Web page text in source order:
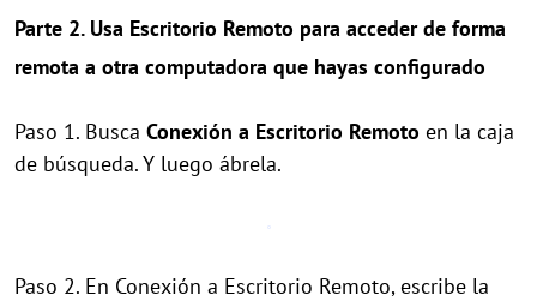
Parte 2. Usa Escritorio Remoto para acceder de forma
remota a otra computadora que hayas configurado
Paso 1. Busca Conexión a Escritorio Remoto en la caja
de búsqueda. Y luego ábrela.
Paso 2. En Conexión a Escritorio Remoto, escribe la